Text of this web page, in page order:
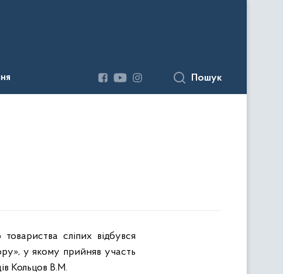
Пошук
сліпих відбувся
у якому прийняв участь
Кольцов В.М.